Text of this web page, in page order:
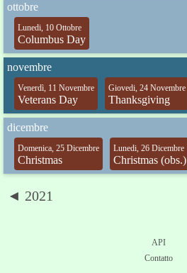
ottobre
Lunedi, 10 Ottobre
Columbus Day
novembre
Venerdì, 11 Novembre
Veterans Day
Giovedi, 24 Novembre
Thanksgiving
dicembre
Domenica, 25 Dicembre
Christmas
Lunedi, 26 Dicembre
Christmas (obs.)
◄ 2021
API
Contatto